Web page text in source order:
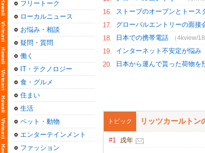
フリートーク
ローカルニュース
お悩み・相談
疑問・質問
働く
IT・テクノロジー
食・グルメ
住まい
生活
ペット・動物
エンターテインメント
ファッション
16.
ストーブのオーブンとトース
17.
グローバルエントリーの面接
18.
日本での携帯電話 （4kview/
19.
インターネット不安定が悩み
20.
日本から運んで貰った荷物を
トピック リッツカールトン
#1 戌年